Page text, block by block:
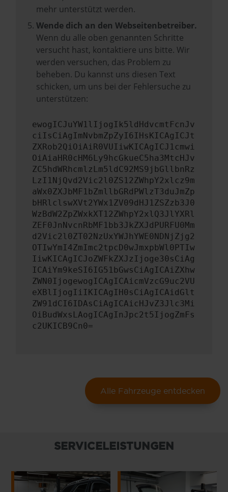
mehr unterstützt werden.
Wende dich an den Webseitenbetreiber.
Wenn du alle oben genannten Schritte
versucht hast, kontaktiere uns bitte. Wir
werden versuchen, das Problem zu
beheben. Du kannst uns diesen Text
schicken, um uns bei der Fehlersuche zu
unterstützen:
ewogICJuYW1lIjogIk5ldHdvcmtFcnJv
ciIsCiAgImNvbmZpZyI6IHsKICAgICJt
ZXRob2QiOiAiR0VUIiwKICAgICJ1cmwi
OiAiaHR0cHM6Ly9hcGkueC5ha3MtcHJv
ZC5hdWRhcmlzLm5ldC92MS9jbGllbnRz
LzI1NjQvd2Vic2l0ZS12ZWhpY2xlcz9m
aWx0ZXJbMF1bZmllbGRdPWlzT3duJmZp
bHRlclswXVt2YWx1ZV09dHJ1ZSZzb3J0
WzBdW2ZpZWxkXT12ZWhpY2xlQ3JlYXRl
ZEF0JnNvcnRbMF1bb3JkZXJdPURFU0Mm
d2Vic2l0ZT02NzUxYWJhYWE0NDNjZjg2
OTIwYmI4ZmImc2tpcD0wJmxpbWl0PTIw
IiwKICAgICJoZWFkZXJzIjoge30sCiAg
ICAiYm9keSI6IG51bGwsCiAgICAiZXhw
ZWN0IjogewogICAgICAicmVzcG9uc2VU
eXBlIjogIiIKICAgIH0sCiAgICAidGlt
ZW91dCI6IDAsCiAgICAicHJvZ3Jlc3Mi
OiBudWxsLAogICAgInJpc2t5IjogZmFs
c2UKICB9Cn0=
Alle Fahrzeuge entdecken
SERVICELEISTUNGEN